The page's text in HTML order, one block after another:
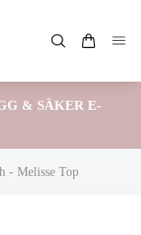
& SÄKER E-
- Melisse Top